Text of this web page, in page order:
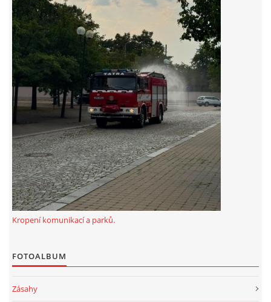
Koterovská náves 15
záznamník/fax.377443505 mob.725725474
hasicikoterov@email.cz
© 2026 eStránky.cz |RSS|WebSlice |Tisk|Aktualizováno: 4. 8. 2026
Nahoru ↑
Kropení komunikací a parků.
FOTOALBUM
Zásahy